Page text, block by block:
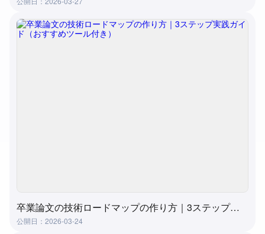
卒業論文の技術ロードマップの作り方｜3ステップ実践ガイド（おすすめツール付き）
公開日：2026-03-24